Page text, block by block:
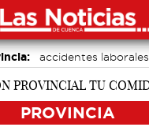
accidentes laborales
PROVINCIA